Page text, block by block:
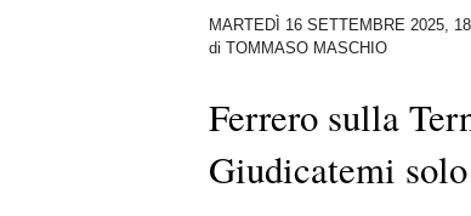
MARTEDÌ 16 SETTEMBRE 2025,
di TOMMASO MASCHIO
Ferrero sulla
Giudicatemi